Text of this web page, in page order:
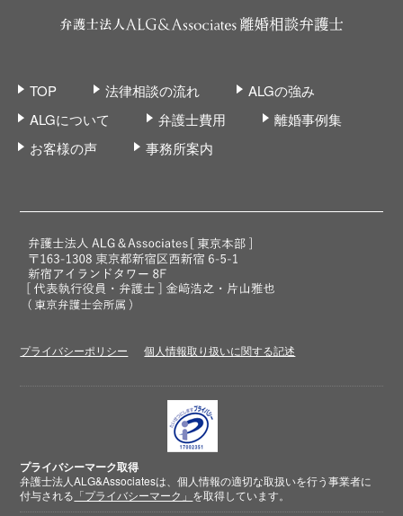
TOP 法律相談の流れ
ALGの強み
ALGについて
弁護士費用
離婚事例集
お客様の声
事務所案内
プライバシーポリシー 個人情報取り扱いに関する記述
プライバシーマーク取得
弁護士法人ALG&Associatesは、個人情報の適切な取扱いを行う事業者に
付与される 「プライバシーマーク」 を取得しています。